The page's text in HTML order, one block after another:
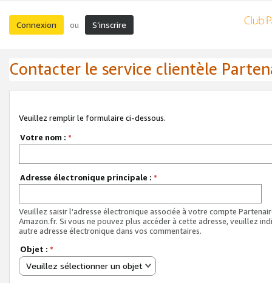
Connexion ou S’inscrire
Contacter le service clientèle
Veuillez remplir le formulaire ci-dessous.
Votre nom : *
Adresse électronique principale : *
Veuillez saisir l'adresse électronique associée à votre compte
Amazon.fr. Si vous ne pouvez plus accéder à cette adresse, veuillez
autre adresse électronique dans vos commentaires.
Objet : *
Veuillez sélectionner un objet